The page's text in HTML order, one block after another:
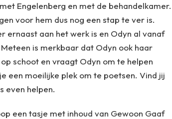
Engelenberg en met de behandelkamer.
voor hem dus nog een stap te ver is.
ernaast aan het werk is en Odyn al vanaf
is merkbaar dat Odyn ook haar
schoot en vraagt Odyn om te helpen
een moeilijke plek om te poetsen. Vind jij
even helpen.
een tasje met inhoud van Gewoon Gaaf